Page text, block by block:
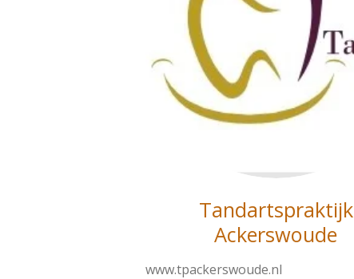
Tandartspraktijk
Ackerswoude
www.tpackerswoude.nl